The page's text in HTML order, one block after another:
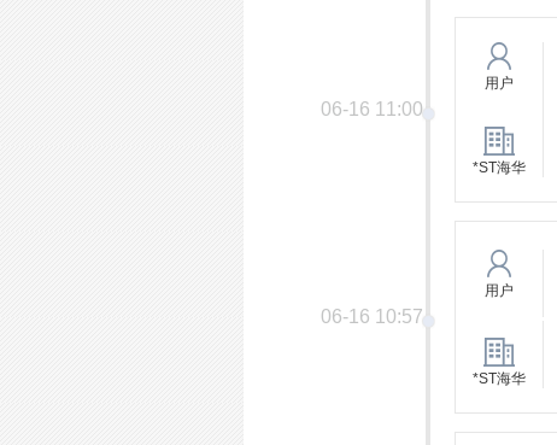
06-16 11:00
用户
*ST海华
06-16 10:57
用户
*ST海华